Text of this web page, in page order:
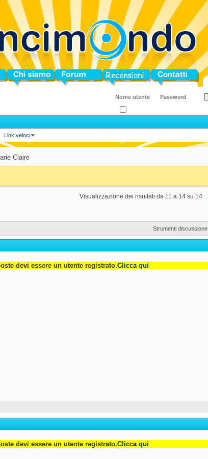
Chi siamo Forum Blog Contatti
Link veloci
Claire
Visualizzazione dei risultati da 11 a 14 su 14
Strumenti discussione
devi essere un utente registrato.Clicca qui
devi essere un utente registrato.Clicca qui